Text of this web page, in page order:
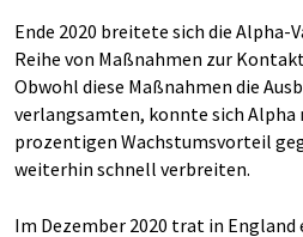
Ende 2020 breitete sich die Alpha-
Reihe von Maßnahmen zur
Obwohl diese Maßnahmen die
verlangsamten, konnte sich Alpha
prozentigen Wachstumsvorteil
weiterhin schnell verbreiten.
Im Dezember 2020 trat in England